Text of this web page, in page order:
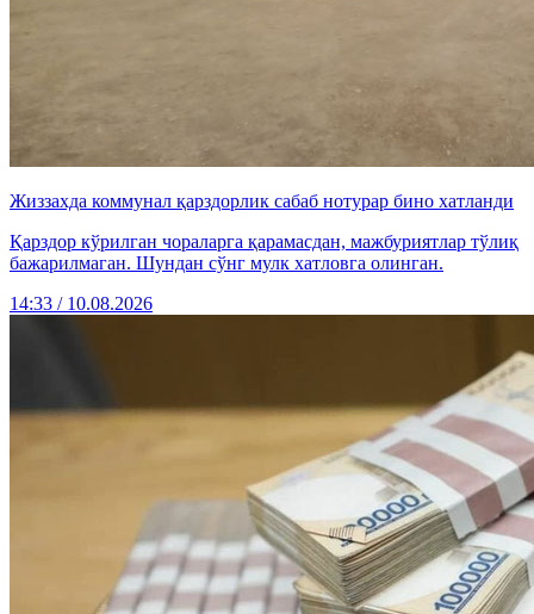
Жиззахда коммунал қарздорлик сабаб нотурар бино хатланди
Қарздор кўрилган чораларга қарамасдан, мажбуриятлар тўлиқ
бажарилмаган. Шундан сўнг мулк хатловга олинган.
14:33 / 10.08.2026